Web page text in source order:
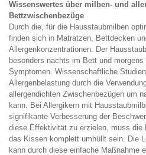
Wissenswertes über milben- und
Bettzwischenbezüge
Durch die, für die Hausstaubmilben
finden sich in Matratzen, Bettdecken
Allergenkonzentrationen. Der
besonders nachts im Bett und
Symptomen. Wissenschaftliche
Allergenbelastung durch die
allergendichten Zwischenbezügen um
kann. Bei Allergikern mit
signifikante Verbesserung der
diese Effektivität zu erzielen, muss die
das Kissen komplett umhüllt sein. Die
kann durch diese einfache Maßnahme